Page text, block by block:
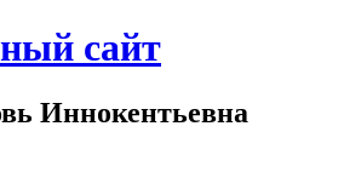
сайт
Иннокентьевна